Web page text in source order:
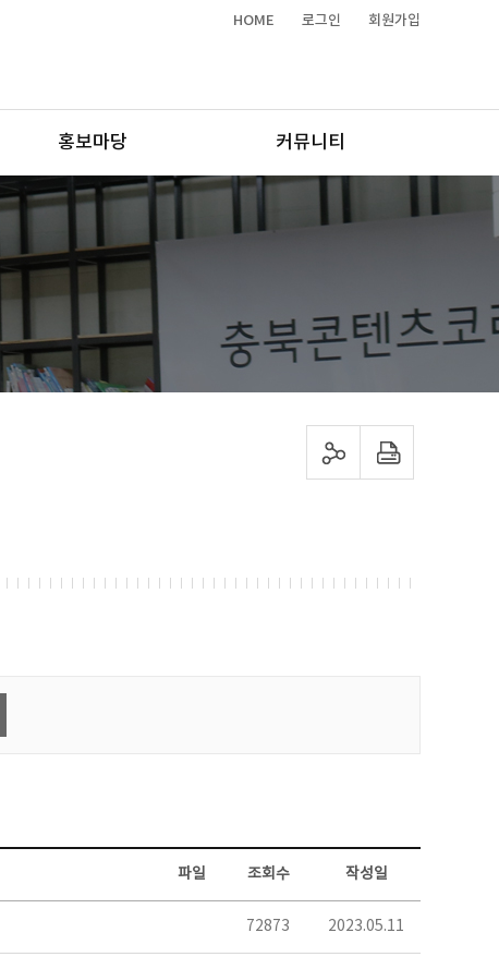
HOME 로그인 회원가입
홍보마당 커뮤니티
sns 공유하기 프린트하기
파일 조회수 작성일
72873 2023.05.11